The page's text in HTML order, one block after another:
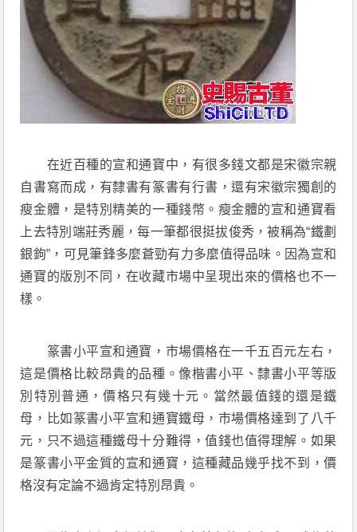
在近百種的宣和通寶中，有很多錢文都是宋徽宗親
自書寫而成，有隸書有篆書有行書，還有宋徽宗獨創的
瘦金體，是特別精美的一種錢幣。瘦金體的宣和通寶看
上去特別端莊秀麗，每一筆都很挺拔俊秀，被稱為“鐵劃
銀鉤”，可見筆鋒多麼蒼勁有力多麼值得品味。因為宣和
通寶的版別不同，在收藏市場中呈現出來的價格也不一
樣。
篆書小平宣和通寶，市場價格在一千五百元左右，
這是價格比較昂貴的品種。像楷書小平、隸書小平等版
別特別普通，價格只有幾十元。當然最值錢的還是鐵
母，比如篆書小平宣和通寶鐵母，市場價格達到了八千
元，只不過這種鐵母十分難得，值錢也值得理解。如果
是篆書小平金質的宣和通寶，這種藏品幾乎找不到，價
格沒有定論不過肯定特別昂貴。